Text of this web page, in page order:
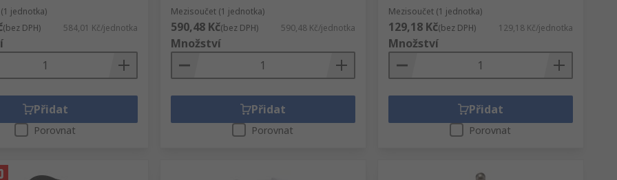
jednotka)
(bez DPH) 584,01 Kč/jednotka
Přidat
Porovnat
Mezisoučet (1 jednotka)
590,48 Kč(bez DPH) 590,48 Kč/jednotka
Množství
Přidat
Porovnat
Mezisoučet (1 jednotka)
129,18 Kč(bez DPH) 129,18 Kč/jednotka
Množství
Přidat
Porovnat